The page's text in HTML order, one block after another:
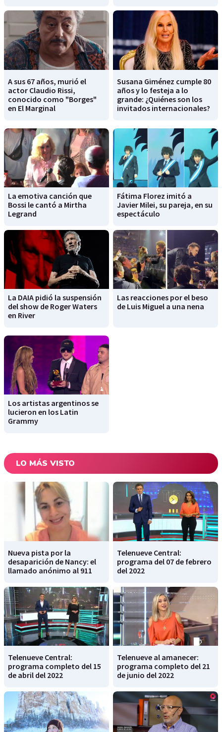
A sus 67 años, murió el
actor Claudio Rissi,
conocido como "Borges"
en El Marginal
Susana Giménez cumple 80
años y lo festeja a lo
grande: ¿Quiénes son los
invitados internacionales?
La emotiva canción que
Bossi le cantó a Mirtha
Legrand
Fátima Florez imitó a
Javier Milei, su pareja, en su
espectáculo
La DAIA pidió la suspensión
del show de Roger Waters
en River
Las reacciones por el beso
de Luis Miguel a una nena
Los artistas argentinos se
lucieron en los Latin
Grammy
LO MÁS VISTO
Nueva pista por la
desaparición de Nancy: el
llamado anónimo al 911
Telenueve Central:
programa del 07 de febrero
del 2022
Telenueve Central:
programa completo del 15
de abril del 2022
Telenueve al amanecer:
programa completo del 21
de junio del 2022